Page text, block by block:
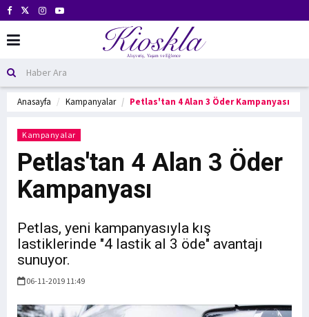
Anasayfa Kampanyalar Petlas'tan 4 Alan 3 Öder Kampanyası
Kampanyalar
Petlas'tan 4 Alan 3 Öder
Kampanyası
Petlas, yeni kampanyasıyla kış
lastiklerinde "4 lastik al 3 öde" avantajı
sunuyor.
06-11-2019 11:49